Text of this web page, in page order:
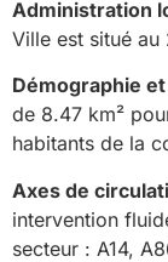
Administration
Ville est situé
Démographie
de 8.47 km²
habitants de la
Axes de
intervention
secteur : A14,